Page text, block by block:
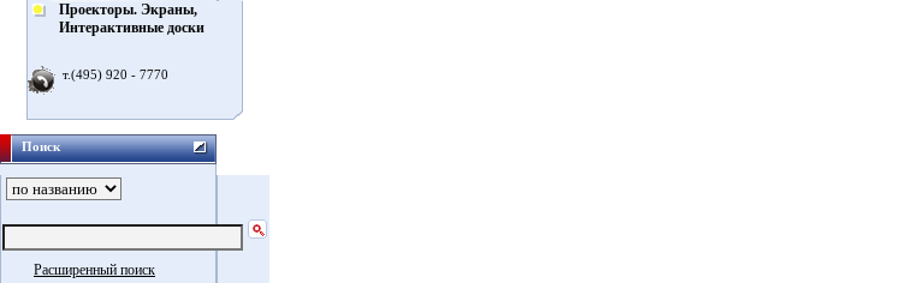
Проекторы. Экраны,
Интерактивные доски
т.(495) 920 - 7770
Поиск
Расширенный поиск